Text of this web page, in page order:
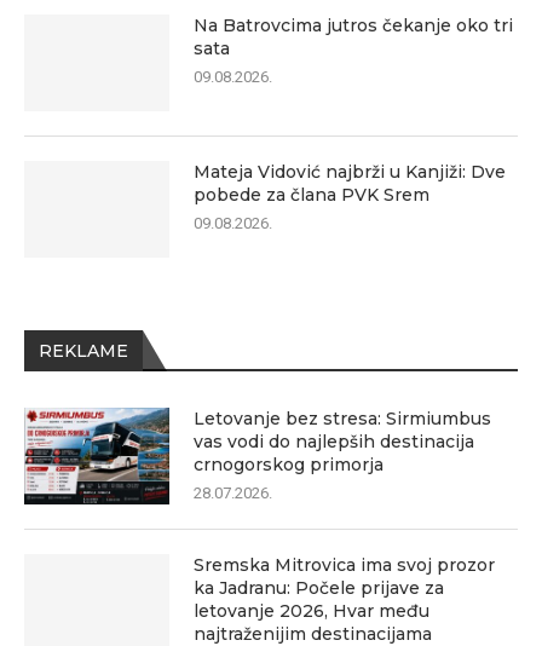
Na Batrovcima jutros čekanje oko tri
sata
09.08.2026.
Mateja Vidović najbrži u Kanjiži: Dve
pobede za člana PVK Srem
09.08.2026.
REKLAME
Letovanje bez stresa: Sirmiumbus
vas vodi do najlepših destinacija
crnogorskog primorja
28.07.2026.
Sremska Mitrovica ima svoj prozor
ka Jadranu: Počele prijave za
letovanje 2026, Hvar među
najtraženijim destinacijama